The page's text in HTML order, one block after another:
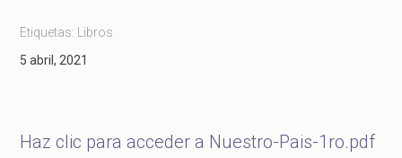
Etiquetas: Libros
5 abril, 2021
Haz clic para acceder a Nuestro-Pais-1ro.pdf